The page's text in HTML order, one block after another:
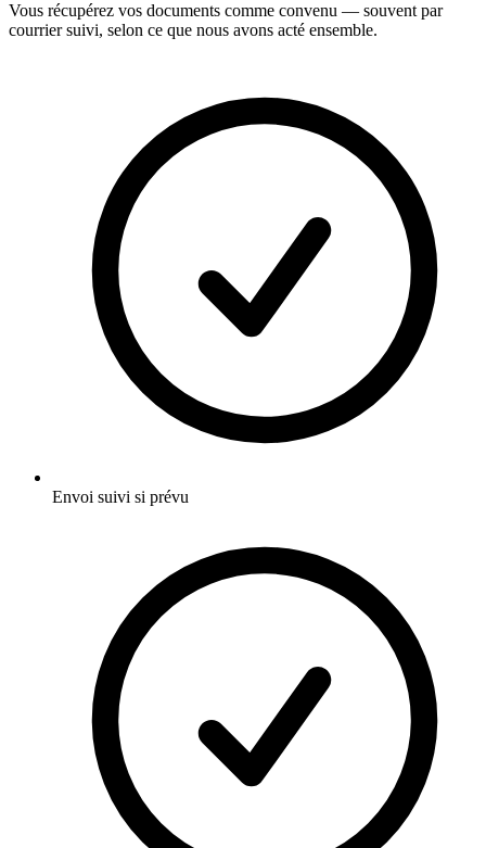
Vous récupérez vos documents comme convenu — souvent par
courrier suivi, selon ce que nous avons acté ensemble.
Envoi suivi si prévu